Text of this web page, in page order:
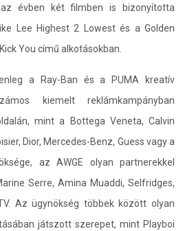
évben két filmben is bizonyította
Lee Highest 2 Lowest és a Golden
You című alkotásokban.
a Ray-Ban és a PUMA kreatív
kiemelt reklámkampányban
mint a Bottega Veneta, Calvin
Dior, Mercedes-Benz, Guess vagy a
az AWGE olyan partnerekkel
Serre, Amina Muaddi, Selfridges,
Az ügynökség többek között olyan
játszott szerepet, mint Playboi